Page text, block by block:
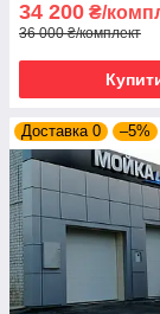
34 200 ₴/
36 000 ₴/комплект
Доставка 0 –5%